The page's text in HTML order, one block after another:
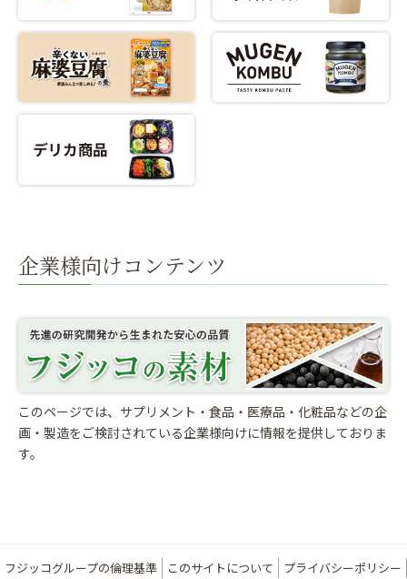
企業様向けコンテンツ
このページでは、サプリメント・食品・医療品・化粧品などの企
画・製造をご検討されている企業様向けに情報を提供しておりま
す。
フジッコグループの倫理基準 このサイトについて プライバシーポリシー